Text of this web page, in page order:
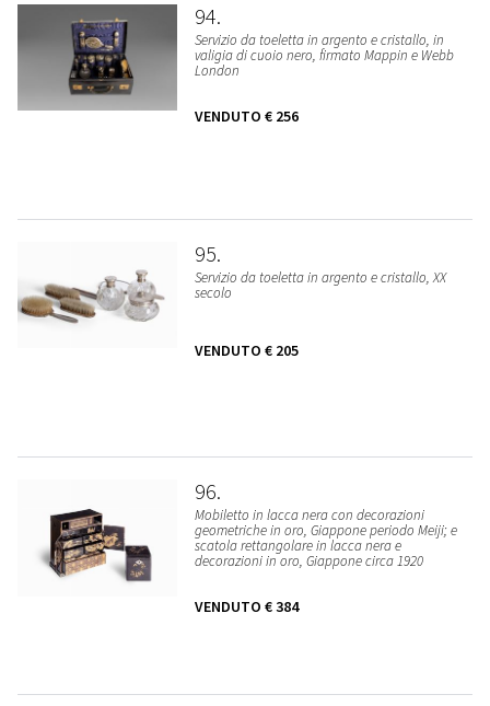
94
Servizio da toeletta in argento e cristallo, in
valigia di cuoio nero, firmato Mappin e Webb
London
VENDUTO € 256
95
Servizio da toeletta in argento e cristallo, XX
secolo
VENDUTO € 205
96
Mobiletto in lacca nera con decorazioni
geometriche in oro, Giappone periodo Meiji; e
scatola rettangolare in lacca nera e
decorazioni in oro, Giappone circa 1920
VENDUTO € 384